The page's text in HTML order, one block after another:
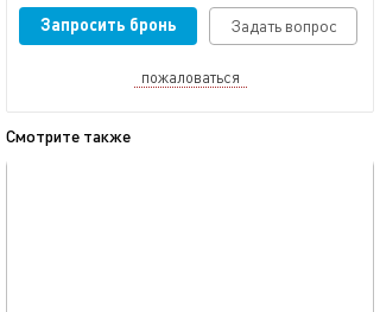
Запросить бронь Задать вопрос
пожаловаться
Смотрите также